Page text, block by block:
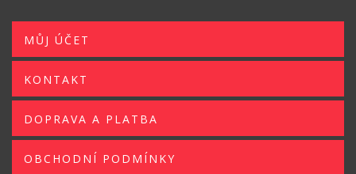
MŮJ ÚČET
KONTAKT
DOPRAVA A PLATBA
OBCHODNÍ PODMÍNKY